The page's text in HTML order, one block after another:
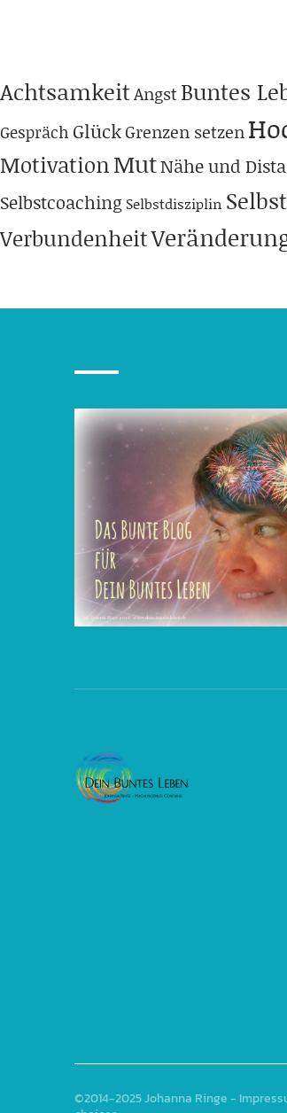
AchtsamkeitAngstBuntes
Gespräch GlückGrenzen setzen
MotivationMutNähe und
Selbstcoaching Selbstdisziplin
Verbundenheit
©2014-2025Johanna Ringe-